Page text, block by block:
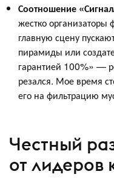
Соотношение
жестко организаторы
главную сцену
пирамиды или
гарантией 100%» —
резался. Мое время
его на фильтрацию
Честный
от лидеров